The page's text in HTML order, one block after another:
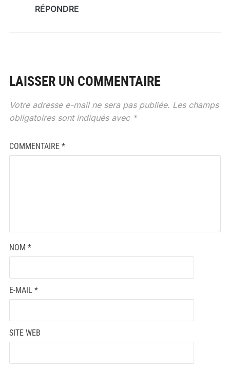
RÉPONDRE
LAISSER UN COMMENTAIRE
Votre adresse e-mail ne sera pas publiée. Les champs
obligatoires sont indiqués avec *
COMMENTAIRE *
NOM *
E-MAIL *
SITE WEB